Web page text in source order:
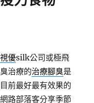
視優silk公司或極飛
治療的治療腳臭是
前最好最有效果的
路部落客分享季節